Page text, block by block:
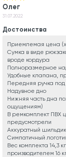
Олег
31.07.2022
Достоинства
Приемлемая цена
Сумка в виде
вроде кордура
Полноразмерное
Удобные клапана,
Передняя ручка под
Надувное дно
Нижняя часть дна
ощущениям)
В ремкомплект ПВХ
предусмотрели
Аккуратный
Симпатичный
Вес комплекта 14,3
производителем 16